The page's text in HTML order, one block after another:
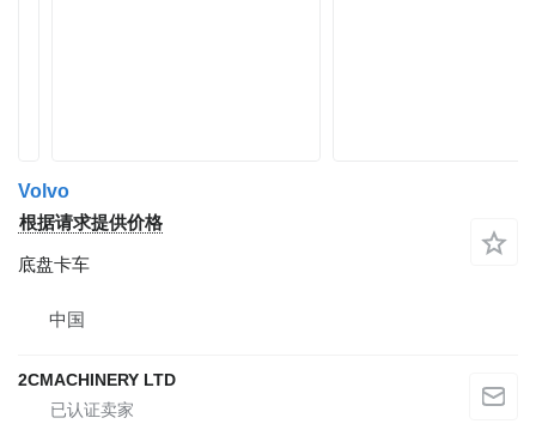
Volvo
根据请求提供价格
底盘卡车
中国
2CMACHINERY LTD